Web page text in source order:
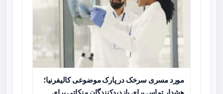
مورد مسری سرخک در پارک موضوعی کالیفرنیا؛